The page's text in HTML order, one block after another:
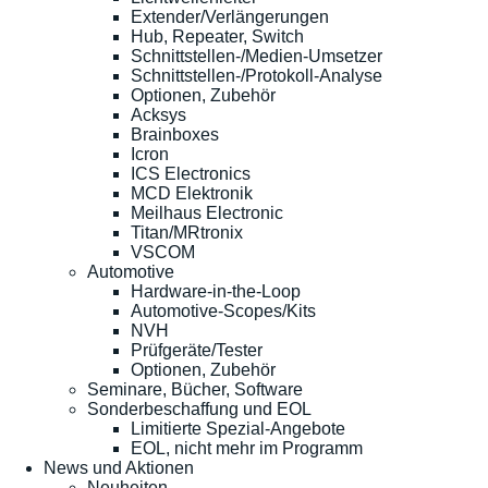
Extender/Verlängerungen
Hub, Repeater, Switch
Schnittstellen-/Medien-Umsetzer
Schnittstellen-/Protokoll-Analyse
Optionen, Zubehör
Acksys
Brainboxes
Icron
ICS Electronics
MCD Elektronik
Meilhaus Electronic
Titan/MRtronix
VSCOM
Automotive
Hardware-in-the-Loop
Automotive-Scopes/Kits
NVH
Prüfgeräte/Tester
Optionen, Zubehör
Seminare, Bücher, Software
Sonderbeschaffung und EOL
Limitierte Spezial-Angebote
EOL, nicht mehr im Programm
News und Aktionen